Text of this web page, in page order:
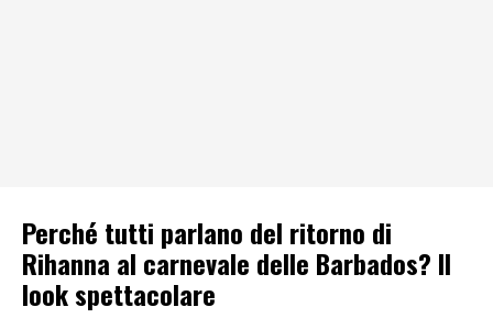
Perché tutti parlano del ritorno di
Rihanna al carnevale delle Barbados? Il
look spettacolare